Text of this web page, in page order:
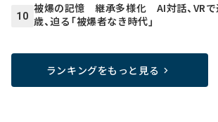
10
被爆の記憶 継承多様化 AI対話、VR
歳、迫る「被爆者なき時代」
ランキングをもっと見る